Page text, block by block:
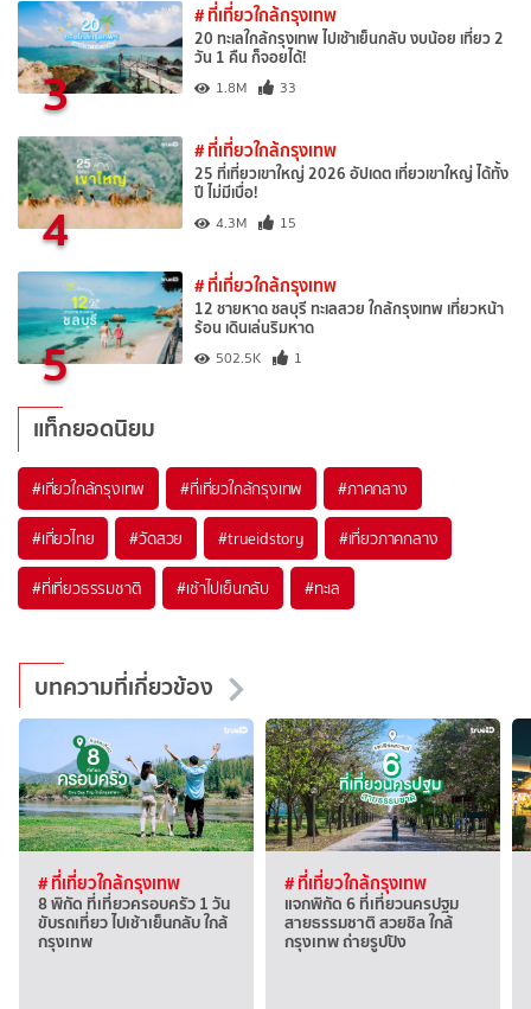
3
# ที่เที่ยวใกล้กรุงเทพ
20 ทะเลใกล้กรุงเทพ ไปเช้าเย็นกลับ งบน้อย เที่ยว 2
วัน 1 คืน ก็จอยได้!
1.8M 33
4
# ที่เที่ยวใกล้กรุงเทพ
25 ที่เที่ยวเขาใหญ่ 2026 อัปเดต เที่ยวเขาใหญ่ ได้ทั้ง
ปี ไม่มีเบื่อ!
4.3M 15
5
# ที่เที่ยวใกล้กรุงเทพ
12 ชายหาด ชลบุรี ทะเลสวย ใกล้กรุงเทพ เที่ยวหน้า
ร้อน เดินเล่นริมหาด
502.5K 1
แท็กยอดนิยม
#เที่ยวใกล้กรุงเทพ #ที่เที่ยวใกล้กรุงเทพ #ภาคกลาง
#เที่ยวไทย #วัดสวย #trueidstory #เที่ยวภาคกลาง
#ที่เที่ยวธรรมชาติ #เช้าไปเย็นกลับ #ทะเล
บทความที่เกี่ยวข้อง
# ที่เที่ยวใกล้กรุงเทพ
8 พิกัด ที่เที่ยวครอบครัว 1 วัน
ขับรถเที่ยว ไปเช้าเย็นกลับ ใกล้
กรุงเทพ
# ที่เที่ยวใกล้กรุงเทพ
แจกพิกัด 6 ที่เที่ยวนครปฐม
สายธรรมชาติ สวยชิล ใกล้
กรุงเทพ ถ่ายรูปปัง